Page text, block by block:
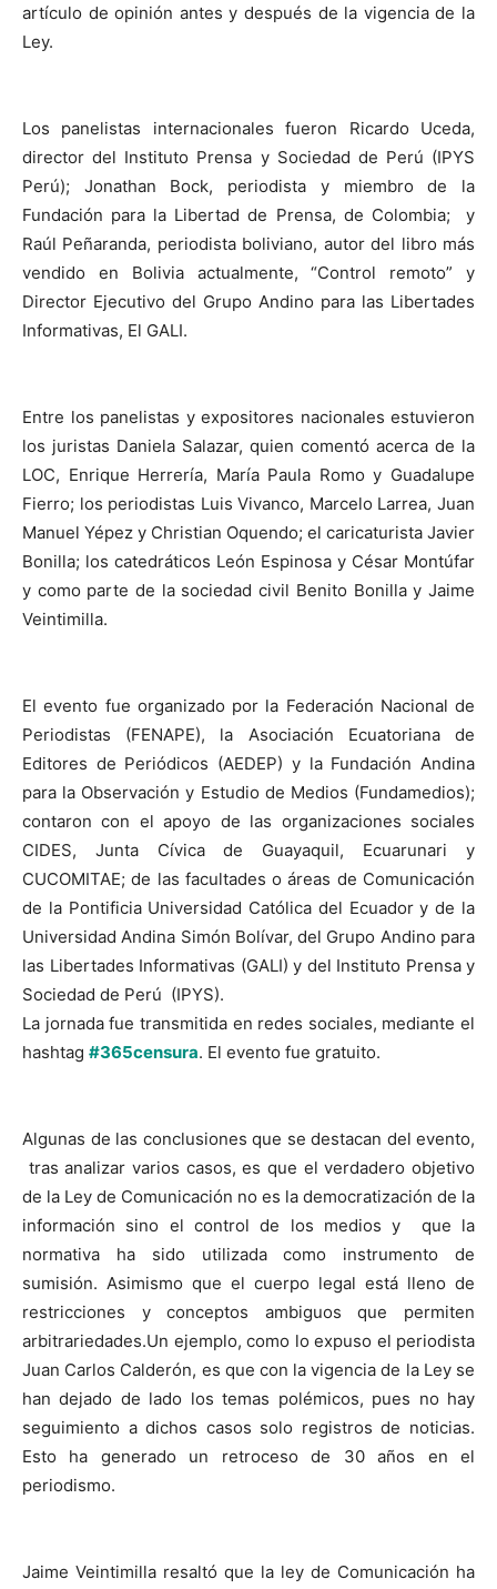
artículo de opinión antes y después de la vigencia de la
Ley.
Los panelistas internacionales fueron Ricardo Uceda,
director del Instituto Prensa y Sociedad de Perú (IPYS
Perú); Jonathan Bock, periodista y miembro de la
Fundación para la Libertad de Prensa, de Colombia; y
Raúl Peñaranda, periodista boliviano, autor del libro más
vendido en Bolivia actualmente, “Control remoto” y
Director Ejecutivo del Grupo Andino para las Libertades
Informativas, El GALI.
Entre los panelistas y expositores nacionales estuvieron
los juristas Daniela Salazar, quien comentó acerca de la
LOC, Enrique Herrería, María Paula Romo y Guadalupe
Fierro; los periodistas Luis Vivanco, Marcelo Larrea, Juan
Manuel Yépez y Christian Oquendo; el caricaturista Javier
Bonilla; los catedráticos León Espinosa y César Montúfar
y como parte de la sociedad civil Benito Bonilla y Jaime
Veintimilla.
El evento fue organizado por la Federación Nacional de
Periodistas (FENAPE), la Asociación Ecuatoriana de
Editores de Periódicos (AEDEP) y la Fundación Andina
para la Observación y Estudio de Medios (Fundamedios);
contaron con el apoyo de las organizaciones sociales
CIDES, Junta Cívica de Guayaquil, Ecuarunari y
CUCOMITAE; de las facultades o áreas de Comunicación
de la Pontificia Universidad Católica del Ecuador y de la
Universidad Andina Simón Bolívar, del Grupo Andino para
las Libertades Informativas (GALI) y del Instituto Prensa y
Sociedad de Perú (IPYS).
La jornada fue transmitida en redes sociales, mediante el
hashtag #365censura. El evento fue gratuito.
Algunas de las conclusiones que se destacan del evento,
tras analizar varios casos, es que el verdadero objetivo
de la Ley de Comunicación no es la democratización de la
información sino el control de los medios y que la
normativa ha sido utilizada como instrumento de
sumisión. Asimismo que el cuerpo legal está lleno de
restricciones y conceptos ambiguos que permiten
arbitrariedades.Un ejemplo, como lo expuso el periodista
Juan Carlos Calderón, es que con la vigencia de la Ley se
han dejado de lado los temas polémicos, pues no hay
seguimiento a dichos casos solo registros de noticias.
Esto ha generado un retroceso de 30 años en el
periodismo.
Jaime Veintimilla resaltó que la ley de Comunicación ha